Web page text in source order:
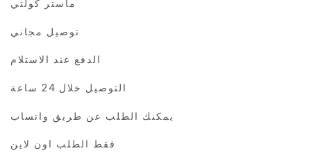
ماستر كولتي
توصيل مجاني
الدفع عند الاستلام
التوصيل خلال 24 ساعة
يمكنك الطلب عن طريق واتساب
فقط الطلب اون لاين